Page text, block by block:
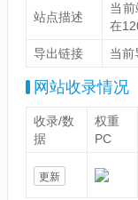
站点描述
当
在
导出链接
当前
网站收录情况
收录/数
据
权重
PC
更新